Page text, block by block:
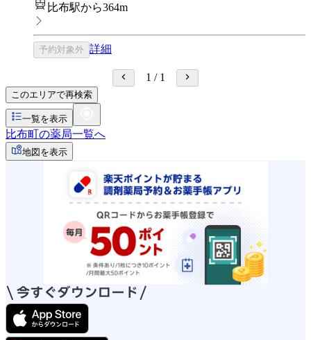
比布駅から364m
予約対象外 詳細
1 / 1
このエリアで再検索
一覧を表示
比布町の薬局一覧へ
地図を表示